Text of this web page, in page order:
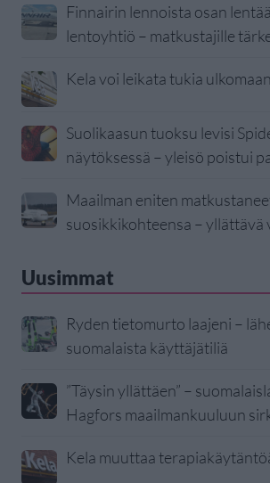
Finnairin lennoista osan
lentoyhtiö – matkustajille
Kela voi leikata tukia
Suolikaasun tuoksu levisi
näytöksessä – yleisö poistui
Maailman eniten
suosikkikohteensa – yllättävä
Uusimmat
Ryden tietomurto laajeni –
suomalaista käyttäjätiliä
”Täysin yllättäen” –
Hagfors maailmankuuluun
Kela muuttaa